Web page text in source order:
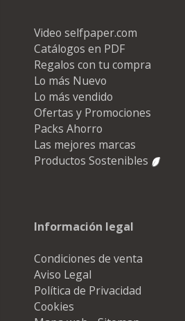
Video selfpaper.com
Catálogos en PDF
Regalos con tu compra
Lo más Nuevo
Lo más vendido
Ofertas y Promociones
Packs Ahorro
Las mejores marcas
Productos Sostenibles
Información legal
Condiciones de venta
Aviso Legal
Política de Privacidad
Cookies